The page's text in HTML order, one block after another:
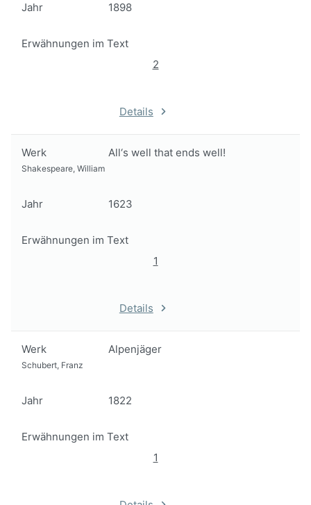
Jahr 1898
Erwähnungen im Text
2
Details
Werk All‘s well that ends well!
Shakespeare, William
Jahr 1623
Erwähnungen im Text
1
Details
Werk Alpenjäger
Schubert, Franz
Jahr 1822
Erwähnungen im Text
1